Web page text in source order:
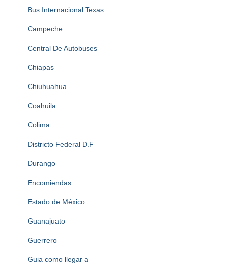
Bus Internacional Texas
Campeche
Central De Autobuses
Chiapas
Chiuhuahua
Coahuila
Colima
Districto Federal D.F
Durango
Encomiendas
Estado de México
Guanajuato
Guerrero
Guia como llegar a